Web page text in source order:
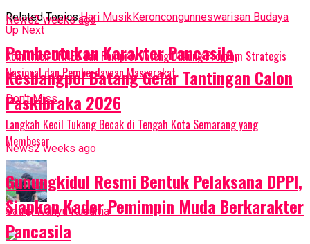
Related Topics:Hari MusikKeroncongunneswarisan Budaya
Up Next
Komitmen UNNES dan Pemprov Jateng Dukung Program Strategis
Nasional dan Pemberdayaan Masyarakat
Don't Miss
Langkah Kecil Tukang Becak di Tengah Kota Semarang yang
Membesar
Satria Wahyu Kusuma
News2 weeks ago
Pembentukan Karakter Pancasila,
Kesbangpol Batang Gelar Tantingan Calon
Paskibraka 2026
News2 weeks ago
Gunungkidul Resmi Bentuk Pelaksana DPPI,
Siapkan Kader Pemimpin Muda Berkarakter
Pancasila